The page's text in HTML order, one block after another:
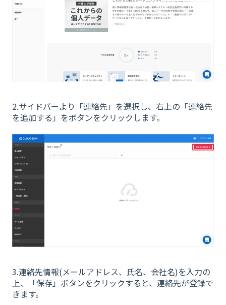
2.サイドバーより「連絡先」を選択し、右上の「連絡先
を追加する」をボタンをクリックします。
3.連絡先情報(メールアドレス、氏名、会社名)を入力の
上、「保存」ボタンをクリックすると、連絡先が登録で
きます。